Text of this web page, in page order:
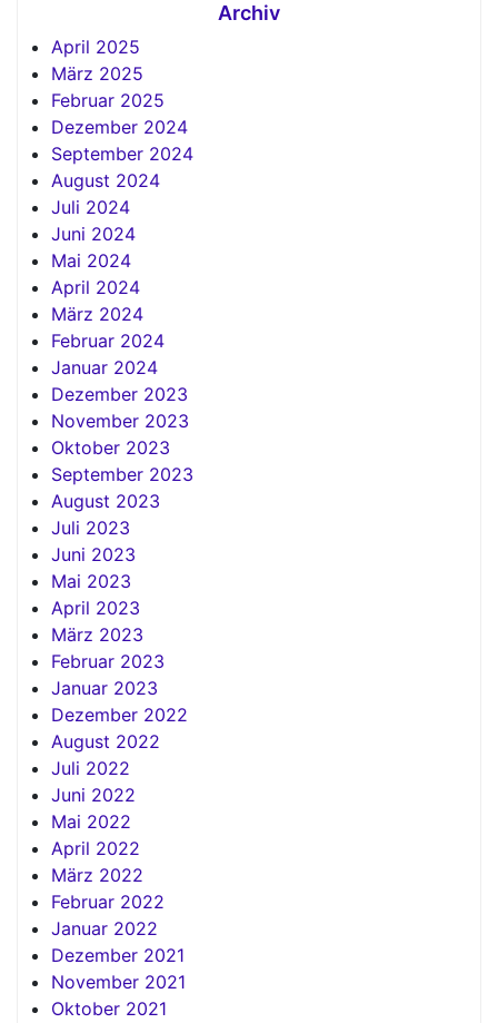
Archiv
April 2025
März 2025
Februar 2025
Dezember 2024
September 2024
August 2024
Juli 2024
Juni 2024
Mai 2024
April 2024
März 2024
Februar 2024
Januar 2024
Dezember 2023
November 2023
Oktober 2023
September 2023
August 2023
Juli 2023
Juni 2023
Mai 2023
April 2023
März 2023
Februar 2023
Januar 2023
Dezember 2022
August 2022
Juli 2022
Juni 2022
Mai 2022
April 2022
März 2022
Februar 2022
Januar 2022
Dezember 2021
November 2021
Oktober 2021